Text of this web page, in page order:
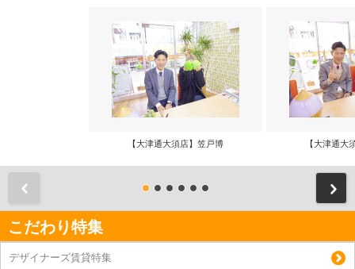
【大津通大須店】笠戸博 【大津通大
こだわり特集
デザイナーズ賃貸特集